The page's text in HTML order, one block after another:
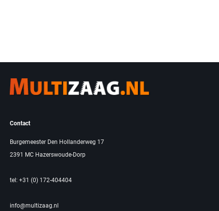
Contact
Burgemeester Den Hollanderweg 17
2391 MC Hazerswoude-Dorp
tel: +31 (0) 172-404404
info@multizaag.nl